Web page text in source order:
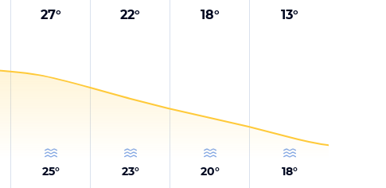
27°
25°
22°
23°
18°
20°
13°
18°